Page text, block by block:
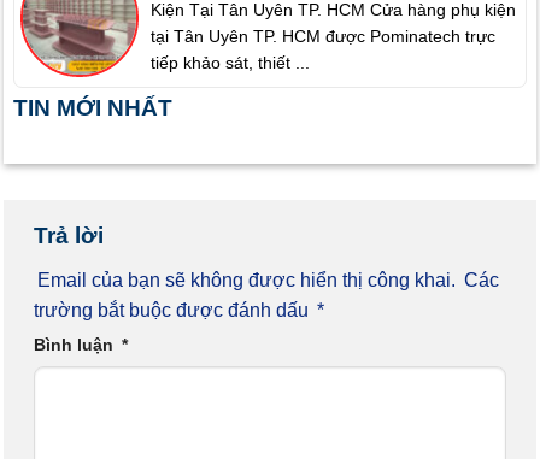
Kiện Tại Tân Uyên TP. HCM Cửa hàng phụ kiện
tại Tân Uyên TP. HCM được Pominatech trực
tiếp khảo sát, thiết ...
TIN MỚI NHẤT
Trả lời
Email của bạn sẽ không được hiển thị công khai. Các
trường bắt buộc được đánh dấu *
Bình luận *